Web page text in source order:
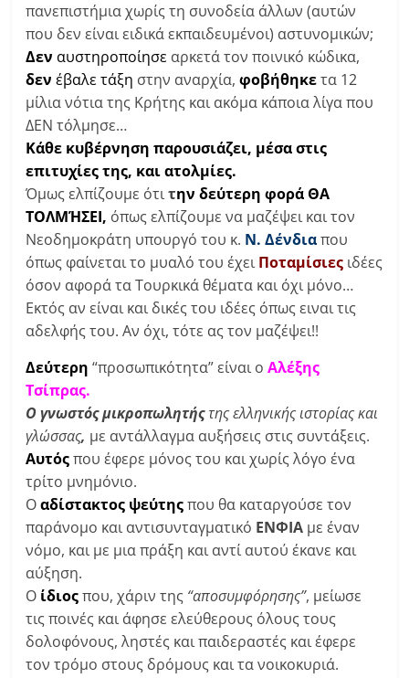
πανεπιστήμια χωρίς τη συνοδεία άλλων (αυτών
που δεν είναι ειδικά εκπαιδευμένοι) αστυνομικών;
Δεναυστηροποίησε αρκετά τον ποινικό κώδικα,
δενέβαλε τάξη στην αναρχία,φοβήθηκε τα 12
μίλια νότια της Κρήτης και ακόμα κάποια λίγα που
ΔΕΝ τόλμησε…
Κάθε κυβέρνηση παρουσιάζει, μέσα στις
επιτυχίες της, και ατολμίες.
Όμως ελπίζουμε ότιτην δεύτερη φορά ΘΑ
ΤΟΛΜΉΣΕΙ, όπως ελπίζουμε να μαζέψει και τον
Νεοδημοκράτη υπουργό του κ. Ν. Δένδιαπου
όπως φαίνεται το μυαλό του έχει Ποταμίσιες ιδέες
όσον αφορά τα Τουρκικά θέματα και όχι μόνο…
Εκτός αν είναι και δικές του ιδέες όπως ειναι τις
αδελφής του. Αν όχι, τότε ας τον μαζέψει!!
Δεύτερη “προσωπικότητα” είναι ο Αλέξης
Τσίπρας.
Ο γνωστός μικροπωλητήςτης ελληνικής ιστορίας και
γλώσσας, με αντάλλαγμα αυξήσεις στις συντάξεις.
Αυτός που έφερε μόνος του και χωρίς λόγο ένα
τρίτο μνημόνιο.
Οαδίστακτος ψεύτηςπου θα καταργούσε τον
παράνομο και αντισυνταγματικό ΕΝΦΙΑ με έναν
νόμο, και με μια πράξη και αντί αυτού έκανε και
αύξηση.
Ο ίδιος που, χάριν της “αποσυμφόρησης”, μείωσε
τις ποινές και άφησε ελεύθερους όλους τους
δολοφόνους, ληστές και παιδεραστές και έφερε
τον τρόμο στους δρόμους και τα νοικοκυριά.